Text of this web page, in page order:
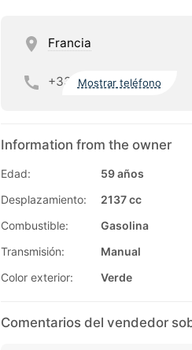
Francia
+33 Mostrar teléfono
Information from the owner
Edad:
59 años
Desplazamiento:
2137 cc
Combustible:
Gasolina
Transmisión:
Manual
Color exterior:
Verde
Comentarios del vendedor